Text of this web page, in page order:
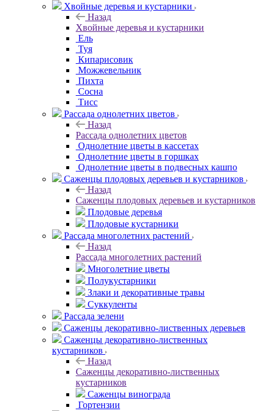
Хвойные деревья и кустарники
Назад
Хвойные деревья и кустарники
Ель
Туя
Кипарисовик
Можжевельник
Пихта
Сосна
Тисc
Рассада однолетних цветов
Назад
Рассада однолетних цветов
Однолетние цветы в кассетах
Однолетние цветы в горшках
Однолетние цветы в подвесных кашпо
Саженцы плодовых деревьев и кустарников
Назад
Саженцы плодовых деревьев и кустарников
Плодовые деревья
Плодовые кустарники
Рассада многолетних растений
Назад
Рассада многолетних растений
Многолетние цветы
Полукустарники
Злаки и декоративные травы
Суккуленты
Рассада зелени
Саженцы декоративно-лиственных деревьев
Саженцы декоративно-лиственных
кустарников
Назад
Саженцы декоративно-лиственных
кустарников
Саженцы винограда
Гортензии